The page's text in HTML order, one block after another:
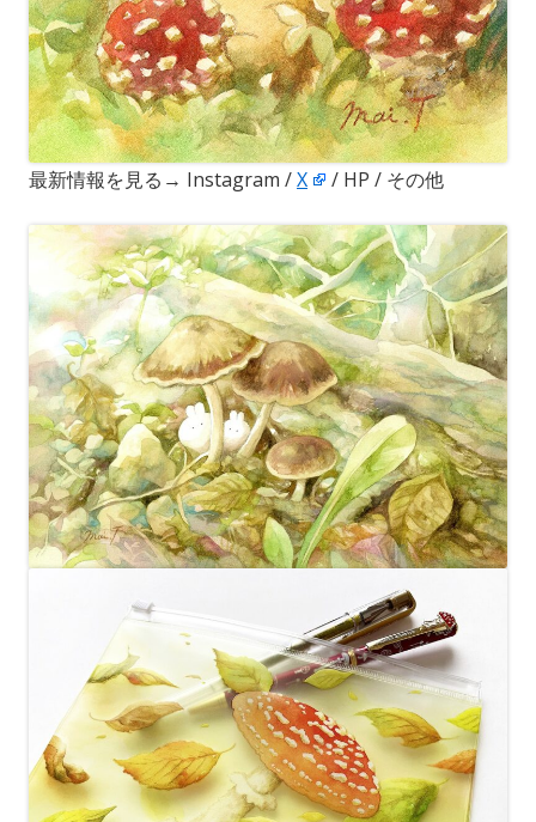
最新情報を見る→ Instagram /X / HP / その他